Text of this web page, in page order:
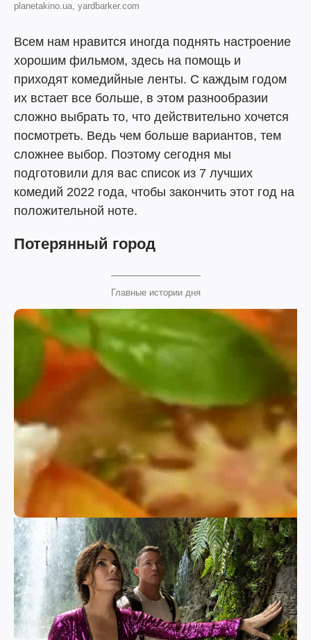
planetakino.ua, yardbarker.com
Всем нам нравится иногда поднять настроение
хорошим фильмом, здесь на помощь и
приходят комедийные ленты. С каждым годом
их встает все больше, в этом разнообразии
сложно выбрать то, что действительно хочется
посмотреть. Ведь чем больше вариантов, тем
сложнее выбор. Поэтому сегодня мы
подготовили для вас список из 7 лучших
комедий 2022 года, чтобы закончить этот год на
положительной ноте.
Потерянный город
Главные истории дня